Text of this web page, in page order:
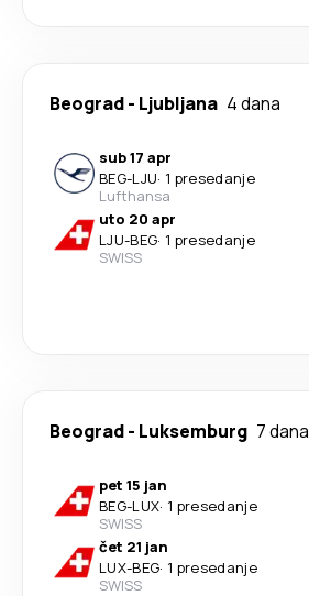
Beograd- Ljubljana 4 dana
sub 17 apr
BEG-LJU· 1 presedanje
Lufthansa
uto 20 apr
LJU-BEG· 1 presedanje
SWISS
Beograd- Luksemburg 7 dana
pet 15 jan
BEG-LUX· 1 presedanje
SWISS
čet 21 jan
LUX-BEG· 1 presedanje
SWISS